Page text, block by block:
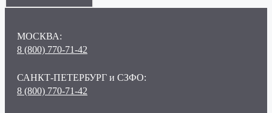
МОСКВА:
8 (800) 770-71-42
САНКТ-ПЕТЕРБУРГ и СЗФО:
8 (800) 770-71-42